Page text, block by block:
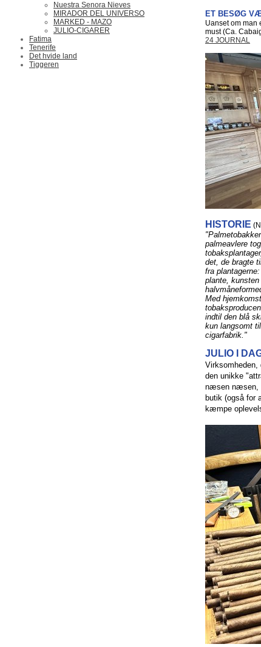
Nuestra Senora Nieves
MIRADOR DEL UNIVERSO
MARKED - MAZO
JULIO-CIGARER
Fatima
Tenerife
Det hvide land
Tiggeren
ET BESØG
Uanset om man
must (Ca.
24 JOURNAL
HISTORIE
palmeavlere
det, de bragte
fra
plante,
Med
indtil den blå
kun langsomt
cigarfabrik."
JULIO I
den unikke
næsen næsen,
butik (også for
kæmpe